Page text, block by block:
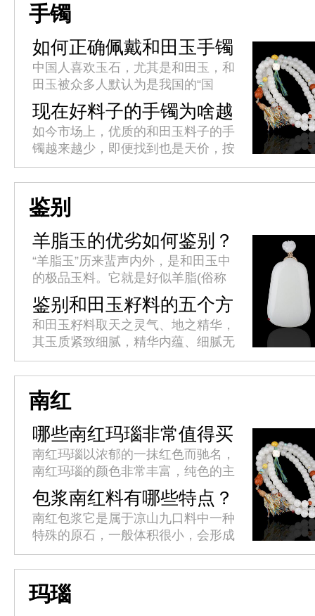
丰富，这也正是旅行的魅力所在
吧。...
手镯
如何正确佩戴和田玉手镯
中国人喜欢玉石，尤其是和田玉，和
田玉被众多人默认为是我国的“国
玉”，我国新疆出产的和田是最优质
的，且价值是一般人难以企及，所以
这种自带优质的“皇族血统”，自然
都...
现在好料子的手镯为啥越
来越少了?
如今市场上，优质的和田玉料子的手
镯越来越少，即便找到也是天价，按
理手镯是玉器饰品中最为常见，最受
青睐的一种，需求量应该很多，优质
的和田玉料的手镯也不会少，那为
什...
鉴别
羊脂玉的优劣如何鉴别？
“羊脂玉”历来蜚声内外，是和田玉中
的极品玉料。它就是好似羊脂(俗称
羊油)一样的玉石，玉石家族中以新
疆和田玉为贵，和田玉中又以羊脂玉
尊为玉中极品，羊脂玉为软玉中之...
鉴别和田玉籽料的五个方
面
和田玉籽料取天之灵气、地之精华，
其玉质紧致细腻，精华内蕴、细腻无
暇、体态滋润。上等白籽料晶莹如
脂，这种质感和光泽是其他白玉所不
及的。和田玉籽料鉴别有哪些方面?
南红
哪些南红玛瑙非常值得买
呢？
南红玛瑙以浓郁的一抹红色而驰名，
南红玛瑙的颜色非常丰富，纯色的主
要有柿子红，锦红，玫瑰红，樱桃红
等等，其中锦红是指大红色，带有锦
缎般光泽的一种，属于南红中的顶
级...
包浆南红料有哪些特点？
南红包浆它是属于凉山九口料中一种
特殊的原石，一般体积很小，会形成
不同的纹理。外皮有多种色质，可能
是红皮、黄皮、绿皮、玻璃包浆等，
内里包裹的是色泽鲜艳、质感厚重
的...
玛瑙